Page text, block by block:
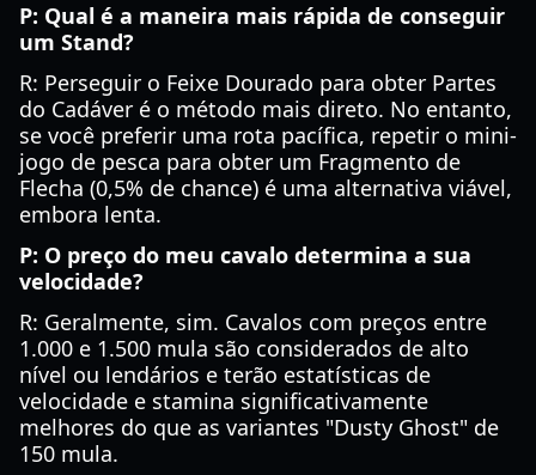
P: Qual é a maneira mais rápida de conseguir
um Stand?
R: Perseguir o Feixe Dourado para obter Partes
do Cadáver é o método mais direto. No entanto,
se você preferir uma rota pacífica, repetir o mini-
jogo de pesca para obter um Fragmento de
Flecha (0,5% de chance) é uma alternativa viável,
embora lenta.
P: O preço do meu cavalo determina a sua
velocidade?
R: Geralmente, sim. Cavalos com preços entre
1.000 e 1.500 mula são considerados de alto
nível ou lendários e terão estatísticas de
velocidade e stamina significativamente
melhores do que as variantes "Dusty Ghost" de
150 mula.